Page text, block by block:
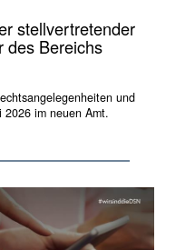
stellvertretender
des Bereichs
und
im neuen Amt.